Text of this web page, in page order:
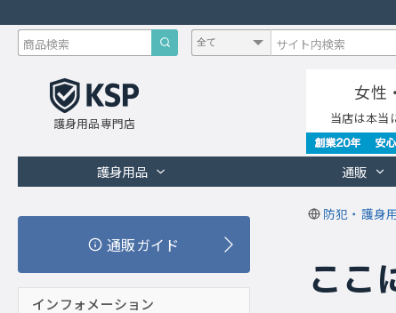
護身用品専門店
女性
当店は本当
護身用品 通販
防犯・護身
ここ
通販ガイド
インフォメーション